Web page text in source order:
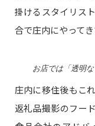
掛けるスタイリス
合で庄内にやって
お店では「透明
庄内に移住後もこ
返礼品撮影のフー